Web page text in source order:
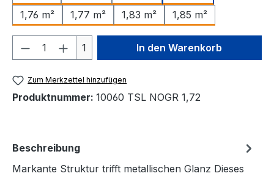
1,76 m²
1,77 m² 1,83 m² 1,85 m²
Produkt Anzahl: Gib den
1 In den Warenkorb
Zum Merkzettel hinzufügen
Produktnummer: 10060 TSL NOGR 1,72
Beschreibung
Markante Struktur trifft metallischen Glanz Dieses